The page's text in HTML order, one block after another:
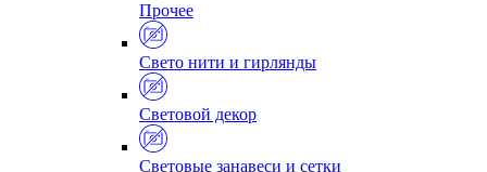
Прочее
Свето нити и гирлянды
Световой декор
Световые занавеси и сетки